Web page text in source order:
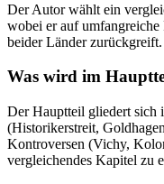
Der Autor wählt ein
wobei er auf
beider Länder zurückgreift.
Was wird im
Der Hauptteil gliedert sich
(Historikerstreit,
Kontroversen (Vichy,
vergleichendes Kapitel zu